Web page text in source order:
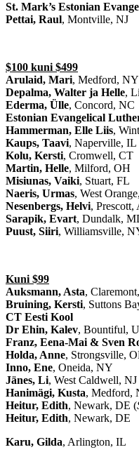
St. Mark’s Estonian
Pettai, Raul, Montville, NJ
$100 kuni $499
Arulaid, Mari, Medford, NY
Depalma, Walter ja Helle,
Ederma, Ülle, Concord, NC
Estonian Evangelical
Hammerman, Elle Liis,
Kaups, Taavi, Naperville, IL
Kolu, Kersti, Cromwell, CT
Martin, Helle, Milford, OH
Misiunas, Vaiki, Stuart, FL
Naeris, Urmas, West
Nesenbergs, Helvi, Prescott,
Sarapik, Evart, Dundalk,
Puust, Siiri, Williamsville,
Kuni $99
Auksmann, Asta,
Bruining, Kersti, Suttons
CT Eesti Kool
Dr Ehin, Kalev, Bountiful,
Franz, Eena-Mai & Sven
Holda, Anne, Strongsville,
Inno, Ene, Oneida, NY
Jänes, Li, West Caldwell, NJ
Hanimägi, Kusta, Medford,
Heitur, Edith, Newark, DE (
Heitur, Edith, Newark, DE
Karu, Gilda, Arlington, IL